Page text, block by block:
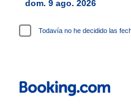
dom. 9 ago. 2026
Todavía no he decidido las